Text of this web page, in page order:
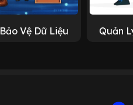
Vệ Dữ Liệu Quản